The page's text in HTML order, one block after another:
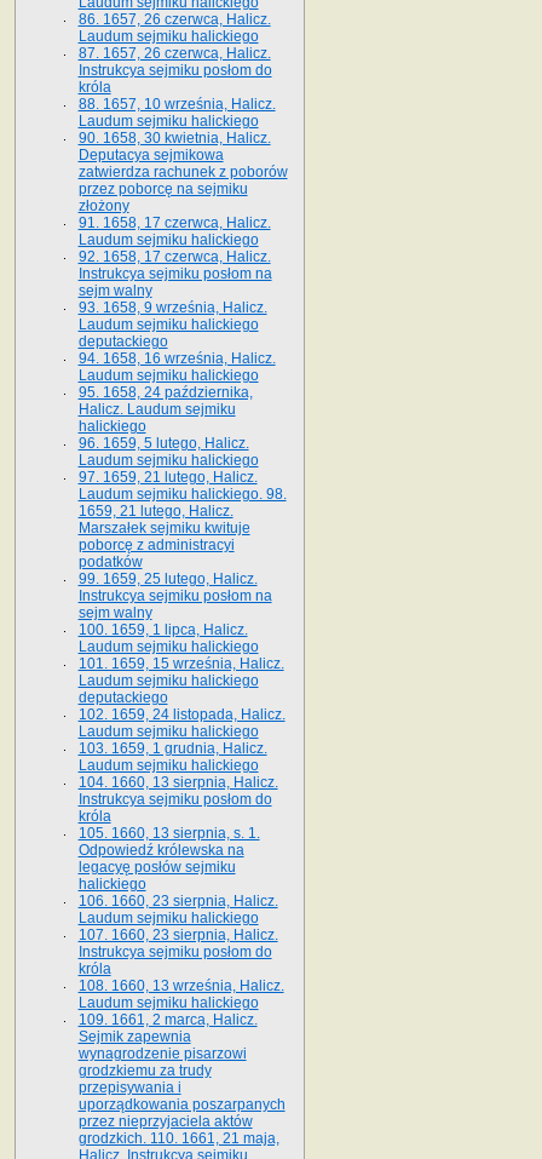
86. 1657, 26 czerwca, Halicz.
Laudum sejmiku halickiego
87. 1657, 26 czerwca, Halicz.
Instrukcya sejmiku posłom do
króla
88. 1657, 10 września, Halicz.
Laudum sejmiku halickiego
90. 1658, 30 kwietnia, Halicz.
Deputacya sejmikowa
zatwierdza rachunek z poborów
przez poborcę na sejmiku
złożony
91. 1658, 17 czerwca, Halicz.
Laudum sejmiku halickiego
92. 1658, 17 czerwca, Halicz.
Instrukcya sejmiku posłom na
sejm walny
93. 1658, 9 września, Halicz.
Laudum sejmiku halickiego
deputackiego
94. 1658, 16 września, Halicz.
Laudum sejmiku halickiego
95. 1658, 24 października,
Halicz. Laudum sejmiku
halickiego
96. 1659, 5 lutego, Halicz.
Laudum sejmiku halickiego
97. 1659, 21 lutego, Halicz.
Laudum sejmiku halickiego. 98.
1659, 21 lutego, Halicz.
Marszałek sejmiku kwituje
poborcę z administracyi
podatków
99. 1659, 25 lutego, Halicz.
Instrukcya sejmiku posłom na
sejm walny
100. 1659, 1 lipca, Halicz.
Laudum sejmiku halickiego
101. 1659, 15 września, Halicz.
Laudum sejmiku halickiego
deputackiego
102. 1659, 24 listopada, Halicz.
Laudum sejmiku halickiego
103. 1659, 1 grudnia, Halicz.
Laudum sejmiku halickiego
104. 1660, 13 sierpnia, Halicz.
Instrukcya sejmiku posłom do
króla
105. 1660, 13 sierpnia, s. 1.
Odpowiedź królewska na
legacyę posłów sejmiku
halickiego
106. 1660, 23 sierpnia, Halicz.
Laudum sejmiku halickiego
107. 1660, 23 sierpnia, Halicz.
Instrukcya sejmiku posłom do
króla
108. 1660, 13 września, Halicz.
Laudum sejmiku halickiego
109. 1661, 2 marca, Halicz.
Sejmik zapewnia
wynagrodzenie pisarzowi
grodzkiemu za trudy
przepisywania i
uporządkowania poszarpanych
przez nieprzyjaciela aktów
grodzkich. 110. 1661, 21 maja,
Halicz. Instrukcya sejmiku